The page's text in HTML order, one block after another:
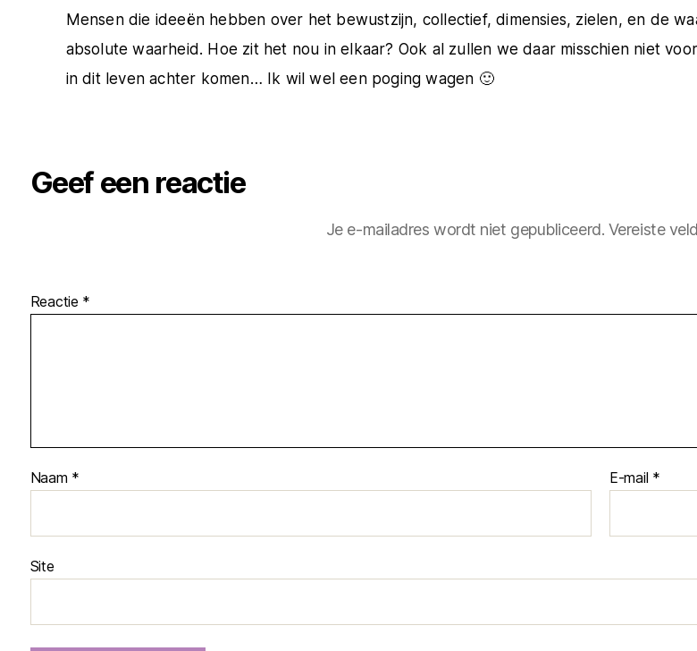
Mensen die ideeën hebben over het bewustzijn, collectief, dimensies, zielen, en de
absolute waarheid. Hoe zit het nou in elkaar? Ook al zullen we daar misschien niet
in dit leven achter komen… Ik wil wel een poging wagen 🙂
Geef een reactie
Je e-mailadres wordt niet gepubliceerd. Vereiste
Reactie *
Naam * E-mail *
Site